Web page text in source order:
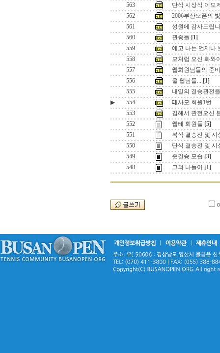
563
단식 시상식 이모
562
2006부산오픈의
561
성원에 감사드립
560
관중들 [1]
559
에고 나는 언제나
558
모처럼 오신 화와
557
웹회원님들의 준
556
울 웹님들... [1]
555
내일의 결승관전
▶
554
테사모 회원1번
553
김해서 관전오신
552
웹테 회원들 [5]
551
복식 결승전 및 시
550
단식 결승전 및 시
549
준결승 모습 [3]
548
그외 나들이 [1]